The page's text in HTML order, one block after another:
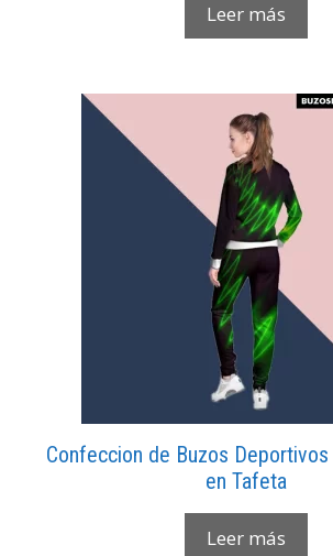
Leer más
Confeccion de Buzos
en Tafeta
Leer más